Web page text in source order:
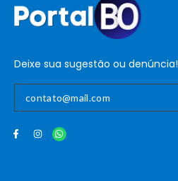
Deixe sua sugestão ou denúncia!